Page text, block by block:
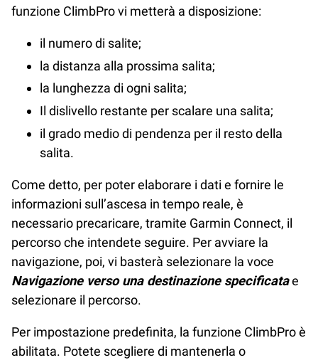
funzione ClimbPro vi metterà a disposizione:
il numero di salite;
la distanza alla prossima salita;
la lunghezza di ogni salita;
Il dislivello restante per scalare una salita;
il grado medio di pendenza per il resto della
salita.
Come detto, per poter elaborare i dati e fornire le
informazioni sull’ascesa in tempo reale, è
necessario precaricare, tramite Garmin Connect, il
percorso che intendete seguire. Per avviare la
navigazione, poi, vi basterà selezionare la voce
Navigazione verso una destinazione specificatae
selezionare il percorso.
Per impostazione predefinita, la funzione ClimbPro è
abilitata. Potete scegliere di mantenerla o